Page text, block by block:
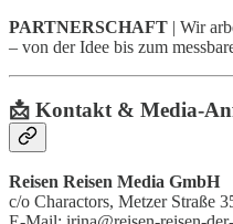
PARTNERSCHAFT | Wir
– von der Idee bis zum
📩 Kontakt & Media-
Reisen Reisen Media GmbH
c/o Charactors, Metzer Straße